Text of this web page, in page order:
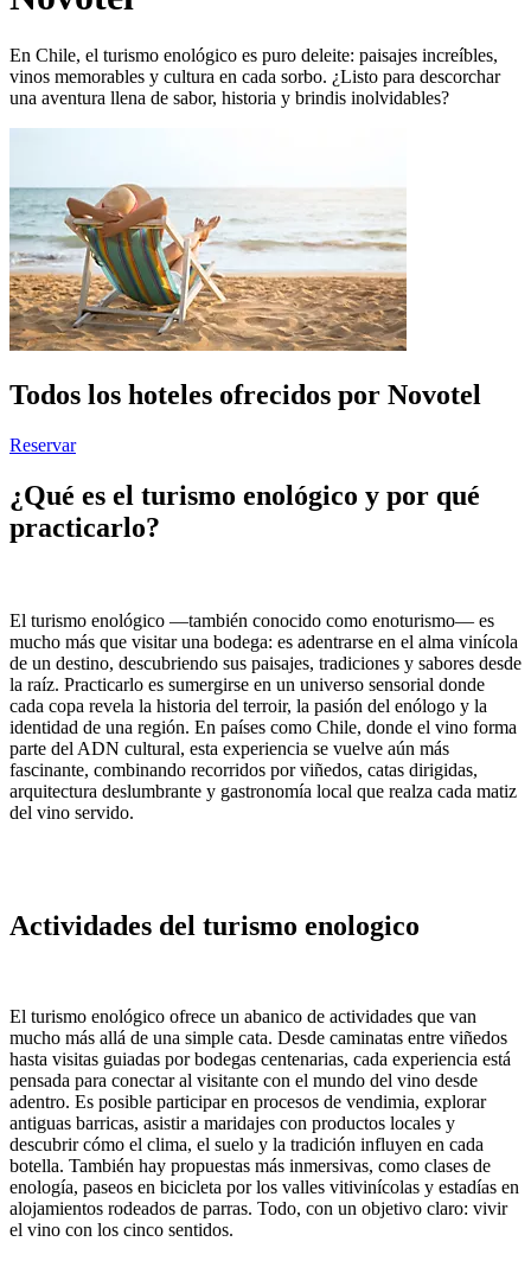
En Chile, el turismo enológico es puro deleite: paisajes increíbles,
vinos memorables y cultura en cada sorbo. ¿Listo para descorchar
una aventura llena de sabor, historia y brindis inolvidables?
Todos los hoteles ofrecidos por Novotel
Reservar
¿Qué es el turismo enológico y por qué
practicarlo?
El turismo enológico —también conocido como enoturismo— es
mucho más que visitar una bodega: es adentrarse en el alma vinícola
de un destino, descubriendo sus paisajes, tradiciones y sabores desde
la raíz. Practicarlo es sumergirse en un universo sensorial donde
cada copa revela la historia del terroir, la pasión del enólogo y la
identidad de una región. En países como Chile, donde el vino forma
parte del ADN cultural, esta experiencia se vuelve aún más
fascinante, combinando recorridos por viñedos, catas dirigidas,
arquitectura deslumbrante y gastronomía local que realza cada matiz
del vino servido.
Actividades del turismo enologico​
El turismo enológico ofrece un abanico de actividades que van
mucho más allá de una simple cata. Desde caminatas entre viñedos
hasta visitas guiadas por bodegas centenarias, cada experiencia está
pensada para conectar al visitante con el mundo del vino desde
adentro. Es posible participar en procesos de vendimia, explorar
antiguas barricas, asistir a maridajes con productos locales y
descubrir cómo el clima, el suelo y la tradición influyen en cada
botella. También hay propuestas más inmersivas, como clases de
enología, paseos en bicicleta por los valles vitivinícolas y estadías en
alojamientos rodeados de parras. Todo, con un objetivo claro: vivir
el vino con los cinco sentidos.